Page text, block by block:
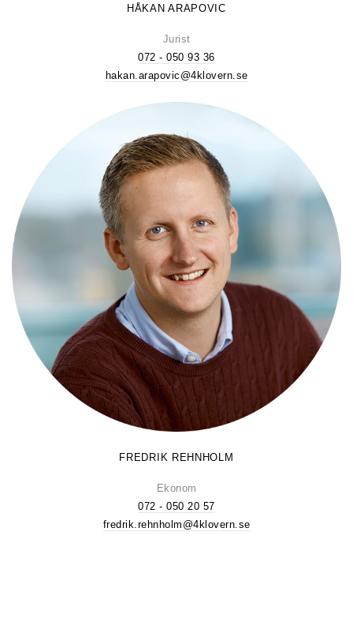
HÅKAN ARAPOVIC
Jurist
072 - 050 93 36
hakan.arapovic@4klovern.se
FREDRIK REHNHOLM
Ekonom
072 - 050 20 57
fredrik.rehnholm@4klovern.se